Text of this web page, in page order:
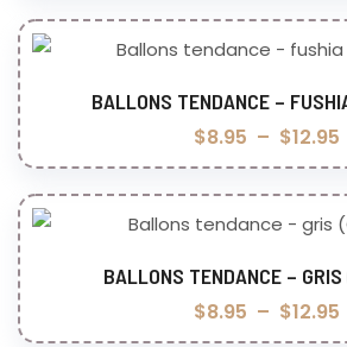
Choix des
BALLONS TENDANCE –
$8.95 – $12.95
Choix des
BALLONS TENDANCE –
$8.95 – $12.95